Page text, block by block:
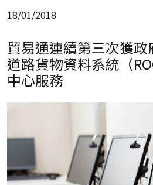
18/01/2018
貿易通連續第三次獲政
道路貨物資料系統（
中心服務